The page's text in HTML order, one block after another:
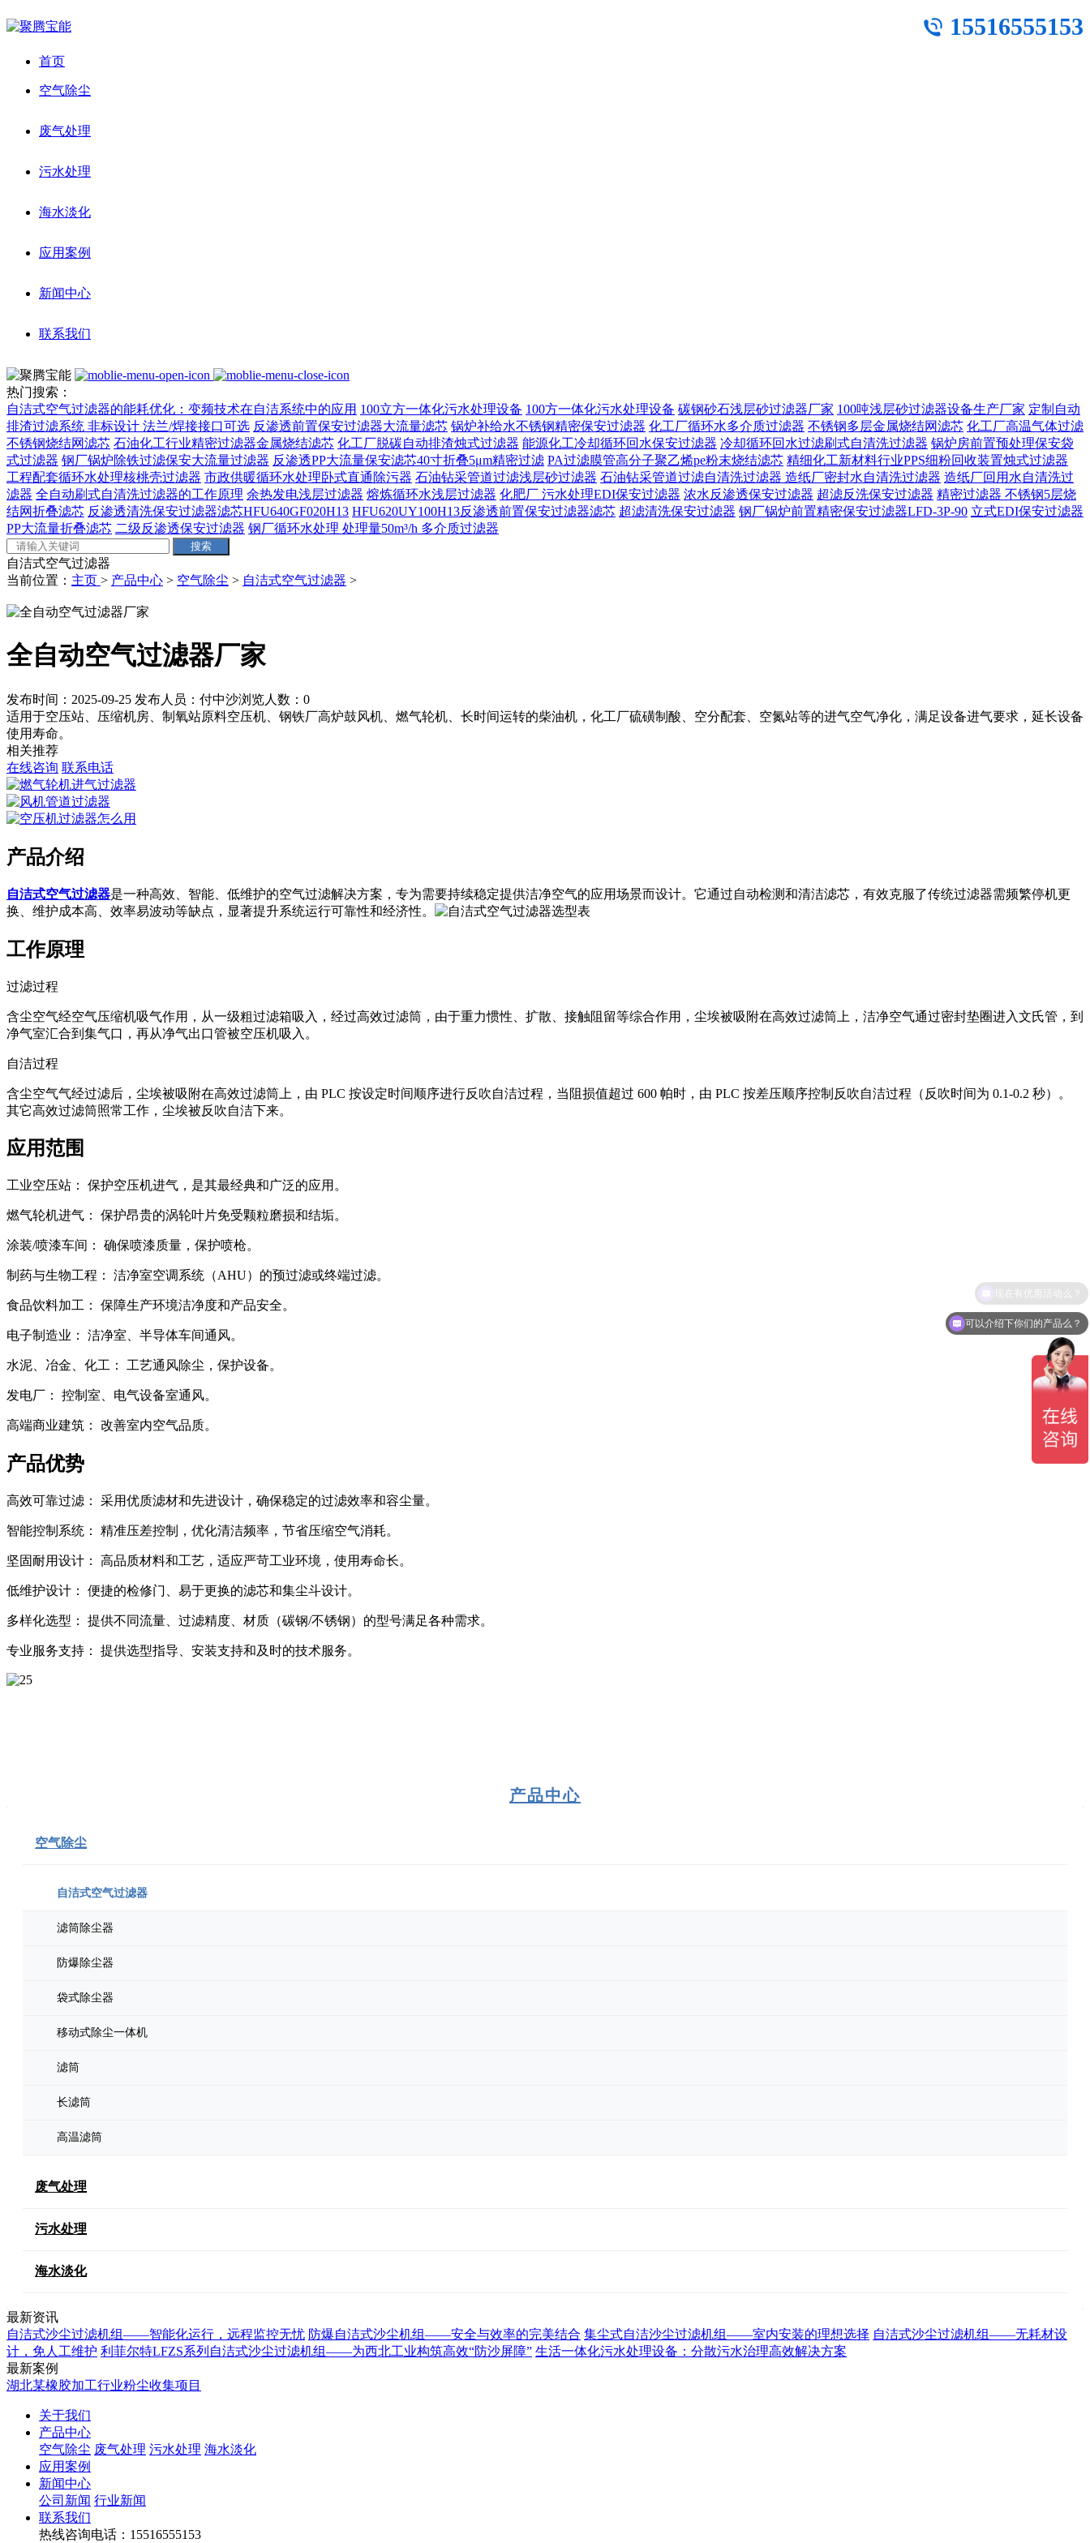
15516555153
首页
空气除尘
废气处理
污水处理
海水淡化
应用案例
新闻中心
联系我们
热门搜索：
自洁式空气过滤器的能耗优化：变频技术在自洁系统中的应用 100立方一体化污水处理设备 100方一体化污水处理设备 碳钢砂石浅层砂过滤器厂家 100吨浅层砂过滤器设备生产厂家 定制自动
排渣过滤系统 非标设计 法兰/焊接接口可选‌ 反渗透前置保安过滤器大流量滤芯 锅炉补给水不锈钢精密保安过滤器 化工厂循环水多介质过滤器 不锈钢多层金属烧结网滤芯 化工厂高温气体过滤
不锈钢烧结网滤芯 石油化工行业精密过滤器金属烧结滤芯 化工厂脱碳自动排渣烛式过滤器 能源化工冷却循环回水保安过滤器 冷却循环回水过滤刷式自清洗过滤器 锅炉房前置预处理保安袋
式过滤器 钢厂锅炉除铁过滤保安大流量过滤器 反渗透PP大流量保安滤芯40寸折叠5μm精密过滤 PA过滤膜管高分子聚乙烯pe粉末烧结滤芯 精细化工新材料行业PPS细粉回收装置烛式过滤器
工程配套循环水处理核桃壳过滤器 市政供暖循环水处理卧式直通除污器 石油钻采管道过滤浅层砂过滤器 石油钻采管道过滤自清洗过滤器 造纸厂密封水自清洗过滤器 造纸厂回用水自清洗过
滤器 全自动刷式自清洗过滤器的工作原理 余热发电浅层过滤器 熔炼循环水浅层过滤器 化肥厂 污水处理EDI保安过滤器 浓水反渗透保安过滤器 超滤反洗保安过滤器 精密过滤器 不锈钢5层烧
结网折叠滤芯 反渗透清洗保安过滤器滤芯HFU640GF020H13 HFU620UY100H13反渗透前置保安过滤器滤芯 超滤清洗保安过滤器 钢厂锅炉前置精密保安过滤器LFD-3P-90 立式EDI保安过滤器
PP大流量折叠滤芯 二级反渗透保安过滤器 钢厂循环水处理 处理量50m³/h 多介质过滤器
自洁式空气过滤器
当前位置： 主页 > 产品中心 > 空气除尘 > 自洁式空气过滤器 >
全自动空气过滤器厂家
发布时间：2025-09-25 发布人员：付中沙浏览人数： 0
适用于空压站、压缩机房、制氧站原料空压机、钢铁厂高炉鼓风机、燃气轮机、长时间运转的柴油机，化工厂硫磺制酸、空分配套、空氮站等的进气空气净化，满足设备进气要求，延长设备
使用寿命。
相关推荐
在线咨询 联系电话
产品介绍
自洁式空气过滤器是一种高效、智能、低维护的空气过滤解决方案，专为需要持续稳定提供洁净空气的应用场景而设计。它通过自动检测和清洁滤芯，有效克服了传统过滤器需频繁停机更
换、维护成本高、效率易波动等缺点，显著提升系统运行可靠性和经济性。
工作原理
过滤过程
含尘空气经空气压缩机吸气作用，从一级粗过滤箱吸入，经过高效过滤筒，由于重力惯性、扩散、接触阻留等综合作用，尘埃被吸附在高效过滤筒上，洁净空气通过密封垫圈进入文氏管，到
净气室汇合到集气口，再从净气出口管被空压机吸入。
自洁过程
含尘空气气经过滤后，尘埃被吸附在高效过滤筒上，由 PLC 按设定时间顺序进行反吹自洁过程，当阻损值超过 600 帕时，由 PLC 按差压顺序控制反吹自洁过程（反吹时间为 0.1-0.2 秒）。
其它高效过滤筒照常工作，尘埃被反吹自洁下来。
应用范围
工业空压站： 保护空压机进气，是其最经典和广泛的应用。
燃气轮机进气： 保护昂贵的涡轮叶片免受颗粒磨损和结垢。
涂装/喷漆车间： 确保喷漆质量，保护喷枪。
制药与生物工程： 洁净室空调系统（AHU）的预过滤或终端过滤。
食品饮料加工： 保障生产环境洁净度和产品安全。
电子制造业： 洁净室、半导体车间通风。
水泥、冶金、化工： 工艺通风除尘，保护设备。
发电厂： 控制室、电气设备室通风。
高端商业建筑： 改善室内空气品质。
产品优势
高效可靠过滤： 采用优质滤材和先进设计，确保稳定的过滤效率和容尘量。
智能控制系统： 精准压差控制，优化清洁频率，节省压缩空气消耗。
坚固耐用设计： 高品质材料和工艺，适应严苛工业环境，使用寿命长。
低维护设计： 便捷的检修门、易于更换的滤芯和集尘斗设计。
多样化选型： 提供不同流量、过滤精度、材质（碳钢/不锈钢）的型号满足各种需求。
专业服务支持： 提供选型指导、安装支持和及时的技术服务。
产品中心
空气除尘
自洁式空气过滤器
滤筒除尘器
防爆除尘器
袋式除尘器
移动式除尘一体机
滤筒
长滤筒
高温滤筒
废气处理
污水处理
海水淡化
最新资讯
自洁式沙尘过滤机组——智能化运行，远程监控无忧 防爆自洁式沙尘机组——安全与效率的完美结合 集尘式自洁沙尘过滤机组——室内安装的理想选择 自洁式沙尘过滤机组——无耗材设
计，免人工维护 利菲尔特LFZS系列自洁式沙尘过滤机组——为西北工业构筑高效“防沙屏障” 生活一体化污水处理设备：分散污水治理高效解决方案
最新案例
湖北某橡胶加工行业粉尘收集项目
关于我们
产品中心
空气除尘 废气处理 污水处理 海水淡化
应用案例
新闻中心
公司新闻 行业新闻
联系我们
热线咨询电话： 15516555153
可以介绍下你们的产品么？